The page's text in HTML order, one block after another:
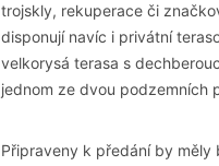
trojskly, rekuperace či
disponují navíc i privátní
velkorysá terasa s
jednom ze dvou podzemních
Připraveny k předání by